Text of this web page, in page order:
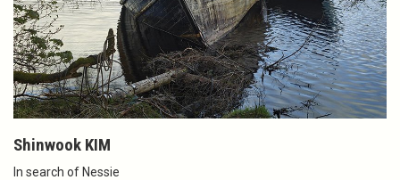
Shinwook KIM
In search of Nessie